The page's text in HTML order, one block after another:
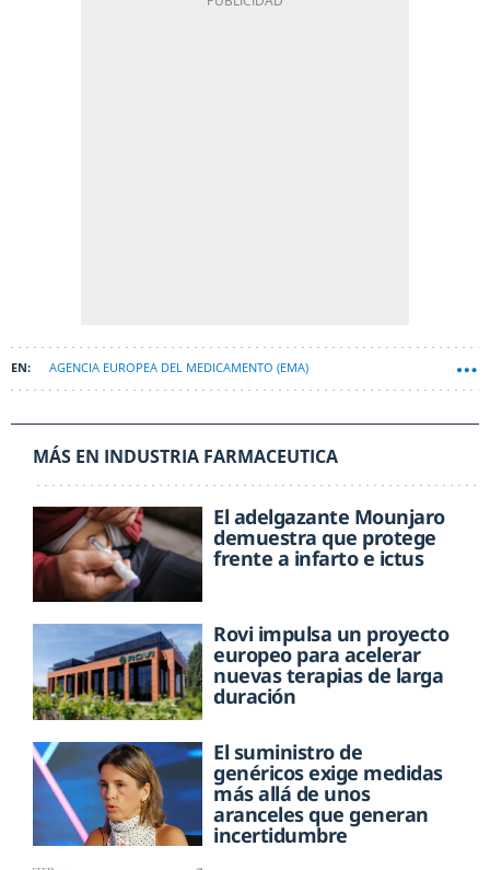
AGENCIA EUROPEA DEL MEDICAMENTO (EMA)
MÁS EN INDUSTRIA FARMACEUTICA
El adelgazante Mounjaro
demuestra que protege
frente a infarto e ictus
Rovi impulsa un proyecto
europeo para acelerar
nuevas terapias de larga
duración
El suministro de
genéricos exige medidas
más allá de unos
aranceles que generan
incertidumbre